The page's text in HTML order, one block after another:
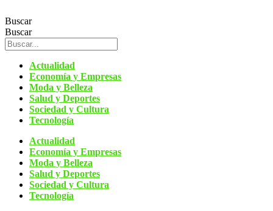
al
contenido
Buscar
Buscar
Actualidad
Economía y Empresas
Moda y Belleza
Salud y Deportes
Sociedad y Cultura
Tecnología
Actualidad
Economía y Empresas
Moda y Belleza
Salud y Deportes
Sociedad y Cultura
Tecnología